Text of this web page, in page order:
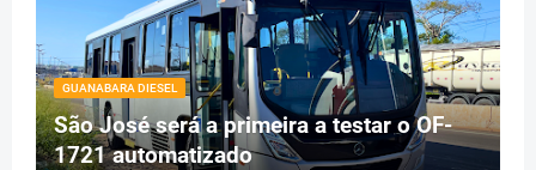
GUANABARA DIESEL
São José será a primeira a testar o OF-
1721 automatizado